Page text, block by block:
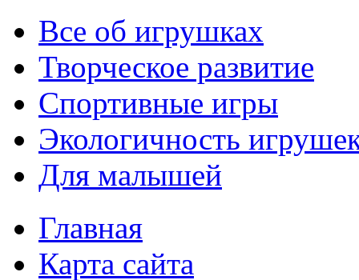
Все об игрушках
Творческое развитие
Спортивные игры
Экологичность
Для малышей
Главная
Карта сайта